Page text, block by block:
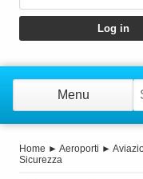
Menu
Home ► Aeroporti ►
Sicurezza